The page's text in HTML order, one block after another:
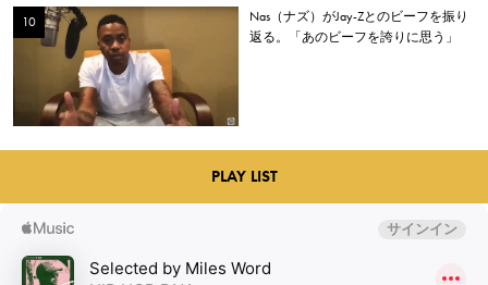
Nas（ナズ）がJay-Zとのビーフを振り
返る。「あのビーフを誇りに思う」
PLAY LIST